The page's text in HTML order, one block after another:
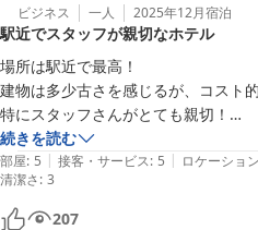
ビジネス 一人 2025年12月宿泊
駅近でスタッフが親切なホテル
場所は駅近で最高！
建物は多少古さを感じるが、コスト
特にスタッフさんがとても親切！
唯一言うと、ウォシュレットと便座
思った。せめて、ロビーとか共有の
があればいいなぁ～と思った。聞い
た。
続きを読む
部屋: 5 | 接客・サービス: 5 | ロケーション
清潔さ: 3
207